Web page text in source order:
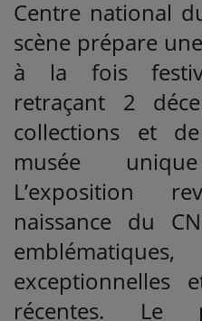
Centre national
scène prépare
à la fois
retraçant 2
collections et
musée
L’exposition
naissance du
exceptionnelles
récentes. Le